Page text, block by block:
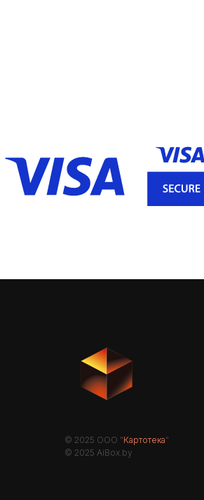
© 2025 ООО "Картотека"
© 2025 AiBox.by